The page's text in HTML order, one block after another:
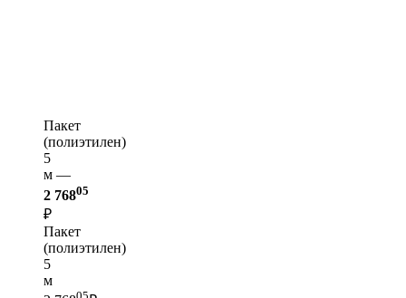
Пакет
(полиэтилен)
5
м —
2 76805
₽
Пакет
(полиэтилен)
5
м